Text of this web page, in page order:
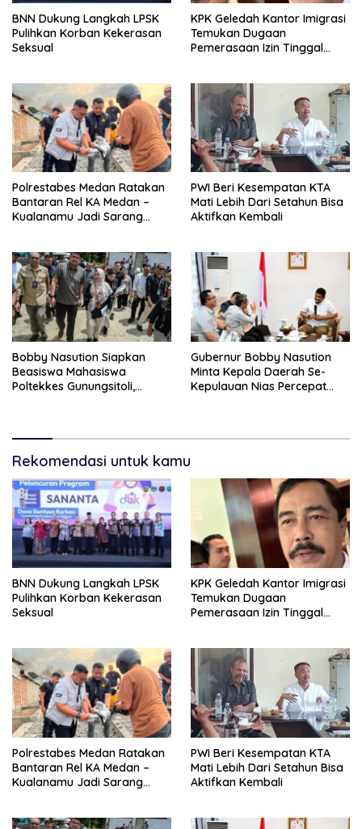
BNN Dukung Langkah LPSK
Pulihkan Korban Kekerasan
Seksual
KPK Geledah Kantor Imigrasi
Temukan Dugaan
Pemerasaan Izin Tinggal
Polrestabes Medan Ratakan
Bantaran Rel KA Medan –
Kualanamu Jadi Sarang
Beragam Senjata Disita
PWI Beri Kesempatan KTA
Mati Lebih Dari Setahun Bisa
Aktifkan Kembali
Bobby Nasution Siapkan
Beasiswa Mahasiswa
Poltekkes Gunungsitoli,
Gubernur Bobby Nasution
Minta Kepala Daerah Se-
Kepulauan Nias Percepat
Rekomendasi untuk kamu
BNN Dukung Langkah LPSK
Pulihkan Korban Kekerasan
Seksual
KPK Geledah Kantor Imigrasi
Temukan Dugaan
Pemerasaan Izin Tinggal
Polrestabes Medan Ratakan
Bantaran Rel KA Medan –
Kualanamu Jadi Sarang
Beragam Senjata Disita
PWI Beri Kesempatan KTA
Mati Lebih Dari Setahun Bisa
Aktifkan Kembali